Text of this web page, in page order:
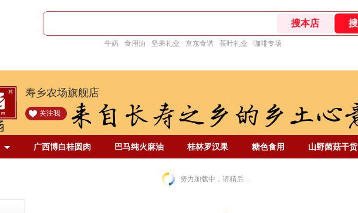
牛奶 食用油 坚果礼盒 京东食谱 茶叶礼盒 咖啡专场
寿乡农场旗舰店
关注我
广西博白桂圆肉 巴马纯火麻油 桂林罗汉果 糖色食用 山野菌菇干货
努力加载中，请稍后...